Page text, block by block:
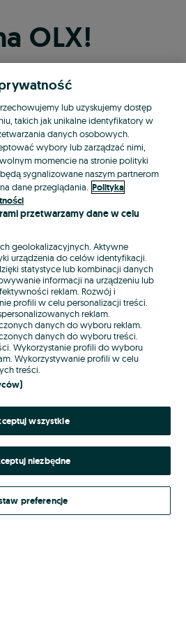
OLX!
przez Facebooka
przez konto Apple
przez konto Google
LUB
Zaloguj się
jednego z dostawców wskazanych powyżej,
OLX.pl w jego aktualnym brzmieniu.
lub uzyskujemy dostęp
takich jak unikalne identyfikatory w
danych osobowych.
wybory lub zarządzać nimi,
momencie na stronie polityki
sygnalizowane naszym partnerom
dane przeglądania. Polityka
przetwarzamy dane w celu
geolokalizacyjnych. Aktywne
urządzenia do celów identyfikacji.
statystyce lub kombinacji danych
informacji na urządzeniu lub
reklam. Rozwój i
profili w celu personalizacji treści.
reklam.
danych do wyboru reklam.
danych do wyboru treści.
Wykorzystanie profili do wyboru
Wykorzystywanie profili w celu
treści.
wszystkie
niezbędne
preferencje